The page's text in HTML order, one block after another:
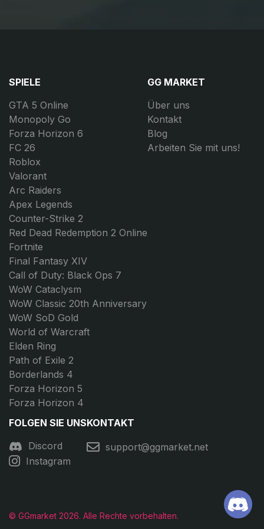
SPIELE
GTA 5 Online
Monopoly Go
Forza Horizon 6
FC 26
Roblox
Valorant
Arc Raiders
Apex Legends
Counter-Strike 2
Red Dead Redemption 2 Online
Fortnite
Final Fantasy XIV
Call of Duty: Black Ops 7
WoW Cataclysm
WoW Classic 20th Anniversary
WoW SoD Gold
World of Warcraft
Elden Ring
Path of Exile 2
Borderlands 4
Forza Horizon 5
Forza Horizon 4
GG MARKET
Über uns
Kontakt
Blog
Arbeiten Sie mit uns!
FOLGEN SIE UNS
Discord
Instagram
KONTAKT
support@ggmarket.net
© GGmarket 2026. Alle Rechte vorbehalten.